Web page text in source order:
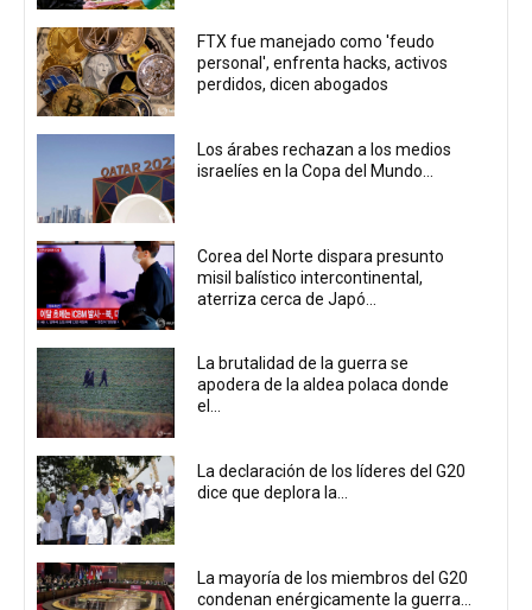
FTX fue manejado como 'feudo
personal', enfrenta hacks, activos
perdidos, dicen abogados
Los árabes rechazan a los medios
israelíes en la Copa del Mundo...
Corea del Norte dispara presunto
misil balístico intercontinental,
aterriza cerca de Japó...
La brutalidad de la guerra se
apodera de la aldea polaca donde
el...
La declaración de los líderes del G20
dice que deplora la...
La mayoría de los miembros del G20
condenan enérgicamente la guerra...